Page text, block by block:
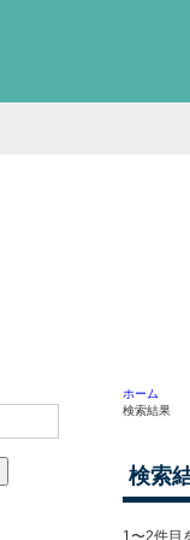
ホーム
検索結果
検索
1〜2件目